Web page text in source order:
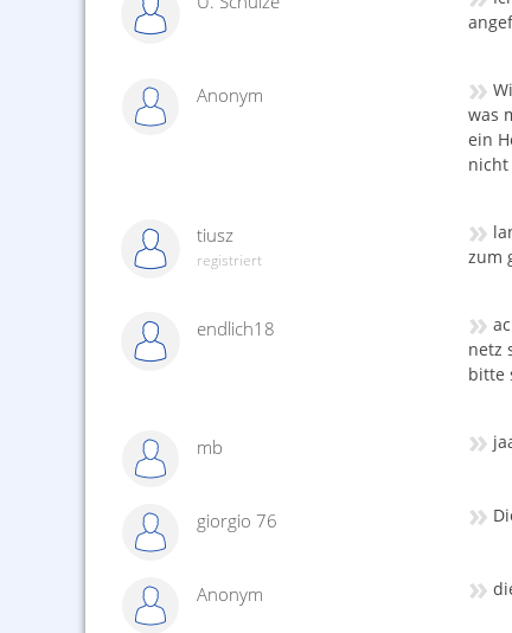
Anonym »
was
ein
nicht
tiusz
registriert
»
zum
endlich18 »
netz
bitte
mb »
giorgio 76 »
Anonym »